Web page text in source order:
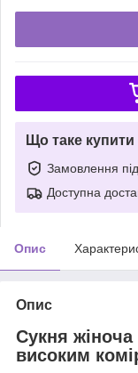
Що таке
Замовлення
Доступна
Опис
Опис
Сукня жіноча
високим